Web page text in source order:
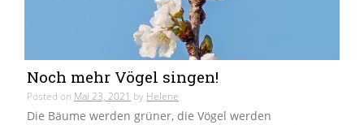
Noch mehr Vögel singen!
Posted on Mai 23, 2021 by Helene
Die Bäume werden grüner, die Vögel werden